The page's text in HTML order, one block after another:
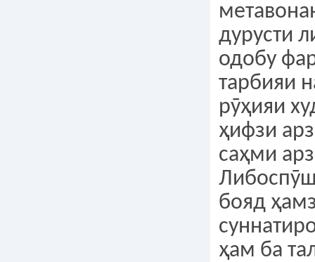
дурусти
одобу
тарбияи
рӯҳияи
ҳифзи
саҳми
бояд
ҳам ба